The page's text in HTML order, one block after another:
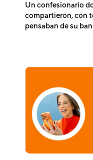
Un confesionario
compartieron, con
pensaban de su